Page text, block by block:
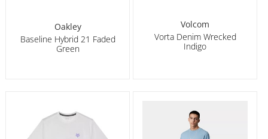
Oakley
Baseline Hybrid 21 Faded
Green
Volcom
Vorta Denim Wrecked
Indigo